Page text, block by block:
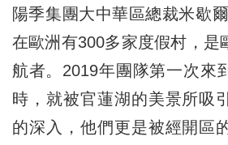
陽季集團大中華區總裁米歇
在歐洲有300多家度假村，是
航者。2019年團隊第一次來
時，就被官蓮湖的美景所吸
的深入，他們更是被經開區